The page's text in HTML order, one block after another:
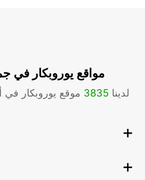
مواقع يوروبكار في
لدينا 3835 موقع يوروبكار في